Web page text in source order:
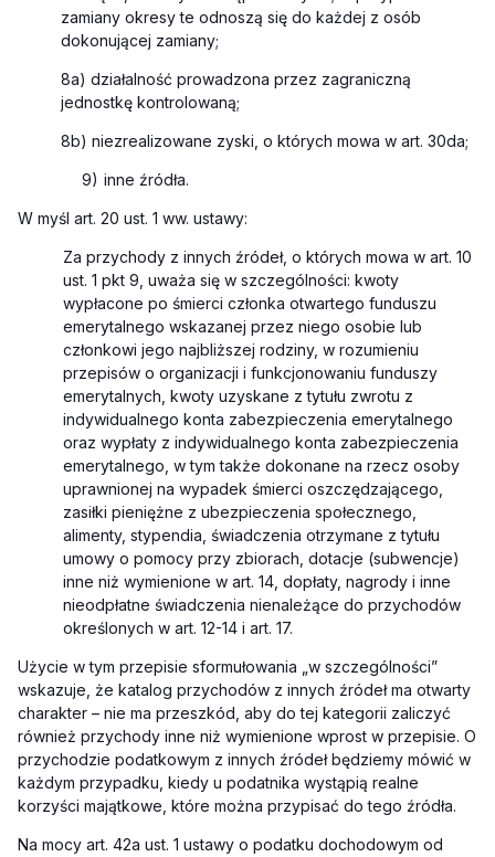
zamiany okresy te odnoszą się do każdej z osób
dokonującej zamiany;
8a) działalność prowadzona przez zagraniczną
jednostkę kontrolowaną;
8b) niezrealizowane zyski, o których mowa w art. 30da;
9) inne źródła.
W myśl art. 20 ust. 1 ww. ustawy:
Za przychody z innych źródeł, o których mowa w art. 10
ust. 1 pkt 9, uważa się w szczególności: kwoty
wypłacone po śmierci członka otwartego funduszu
emerytalnego wskazanej przez niego osobie lub
członkowi jego najbliższej rodziny, w rozumieniu
przepisów o organizacji i funkcjonowaniu funduszy
emerytalnych, kwoty uzyskane z tytułu zwrotu z
indywidualnego konta zabezpieczenia emerytalnego
oraz wypłaty z indywidualnego konta zabezpieczenia
emerytalnego, w tym także dokonane na rzecz osoby
uprawnionej na wypadek śmierci oszczędzającego,
zasiłki pieniężne z ubezpieczenia społecznego,
alimenty, stypendia, świadczenia otrzymane z tytułu
umowy o pomocy przy zbiorach, dotacje (subwencje)
inne niż wymienione w art. 14, dopłaty, nagrody i inne
nieodpłatne świadczenia nienależące do przychodów
określonych w art. 12-14 i art. 17.
Użycie w tym przepisie sformułowania „w szczególności”
wskazuje, że katalog przychodów z innych źródeł ma otwarty
charakter – nie ma przeszkód, aby do tej kategorii zaliczyć
również przychody inne niż wymienione wprost w przepisie. O
przychodzie podatkowym z innych źródeł będziemy mówić w
każdym przypadku, kiedy u podatnika wystąpią realne
korzyści majątkowe, które można przypisać do tego źródła.
Na mocy art. 42a ust. 1 ustawy o podatku dochodowym od